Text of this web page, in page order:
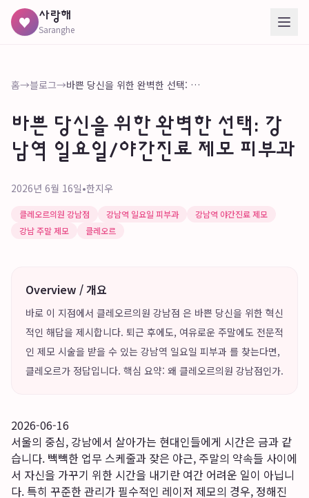
♥ 사랑해
Saranghe
홈→블로그→ 바쁜 당신을 위한 완벽한 선택: 강남역 일요일/야간진료 제모 피부과
바쁜 당신을 위한 완벽한 선택: 강
남역 일요일/야간진료 제모 피부과
2026년 6월 16일•한지우
클레오르의원 강남점 강남역 일요일 피부과
강남역 야간진료 제모
강남 주말 제모
클레오르
Overview / 개요
바로 이 지점에서 클레오르의원 강남점 은 바쁜 당신을 위한 혁신
적인 해답을 제시합니다. 퇴근 후에도, 여유로운 주말에도 전문적
인 제모 시술을 받을 수 있는 강남역 일요일 피부과 를 찾는다면,
클레오르가 정답입니다. 핵심 요약: 왜 클레오르의원 강남점인가.
2026-06-16
서울의 중심, 강남에서 살아가는 현대인들에게 시간은 금과 같
습니다. 빽빽한 업무 스케줄과 잦은 야근, 주말의 약속들 사이에
서 자신을 가꾸기 위한 시간을 내기란 여간 어려운 일이 아닙니
다. 특히 꾸준한 관리가 필수적인 레이저 제모의 경우, 정해진